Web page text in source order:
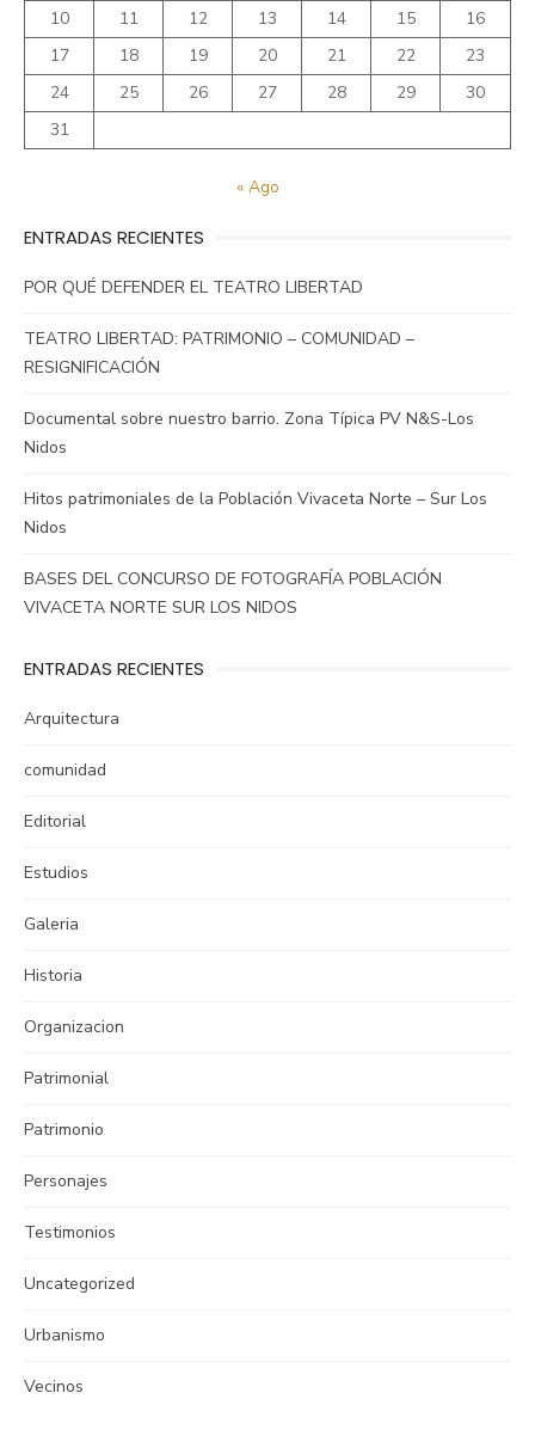
10
11 12 13 14 15
16
17
18 19 20 21 22
23
24
25 26 27 28 29
30
31
« Ago
ENTRADAS RECIENTES
POR QUÉ DEFENDER EL TEATRO LIBERTAD
TEATRO LIBERTAD: PATRIMONIO – COMUNIDAD –
RESIGNIFICACIÓN
Documental sobre nuestro barrio. Zona Típica PV N&S-Los
Nidos
Hitos patrimoniales de la Población Vivaceta Norte – Sur Los
Nidos
BASES DEL CONCURSO DE FOTOGRAFÍA POBLACIÓN
VIVACETA NORTE SUR LOS NIDOS
ENTRADAS RECIENTES
Arquitectura
comunidad
Editorial
Estudios
Galeria
Historia
Organizacion
Patrimonial
Patrimonio
Personajes
Testimonios
Uncategorized
Urbanismo
Vecinos